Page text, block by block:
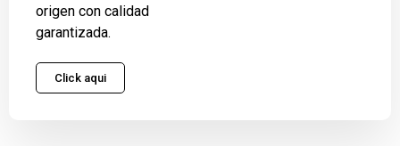
origen con calidad
garantizada.
Click aqui